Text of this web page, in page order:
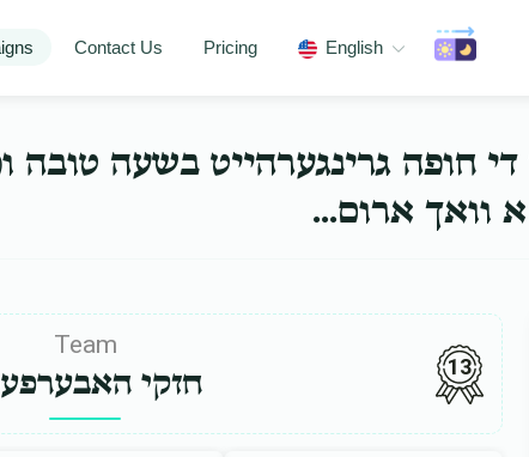
Contact Us Pricing English
חופה גרינגערהייט בשעה טובה
א וואך ארום...
Team
חזקי 13